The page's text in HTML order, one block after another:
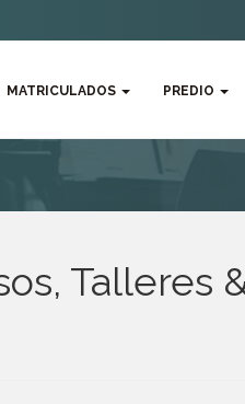
MATRICULADOS PREDIO
Talleres